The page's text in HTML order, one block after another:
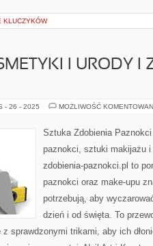
KLUCZYKÓW
I URODY I
- 26 - 2025 MOŻLIWOŚĆ
Sztuka Zdobienia
paznokci, sztuki makijażu
zdobienia-paznokci.pl to
paznokci oraz make-upu
potrzebują, aby
dzień i od święta. To
sprawdzonymi trikami, aby ich